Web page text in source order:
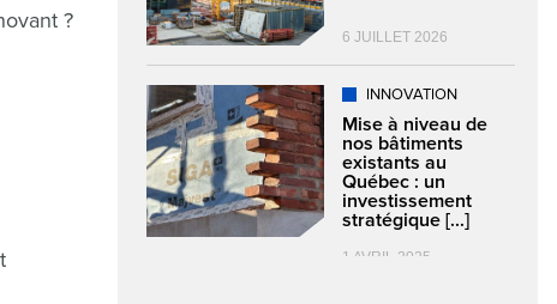
?
6 JUILLET 2026
INNOVATION
Mise à niveau de
nos bâtiments
existants au
Québec : un
investissement
stratégique [...]
1 AVRIL 2025